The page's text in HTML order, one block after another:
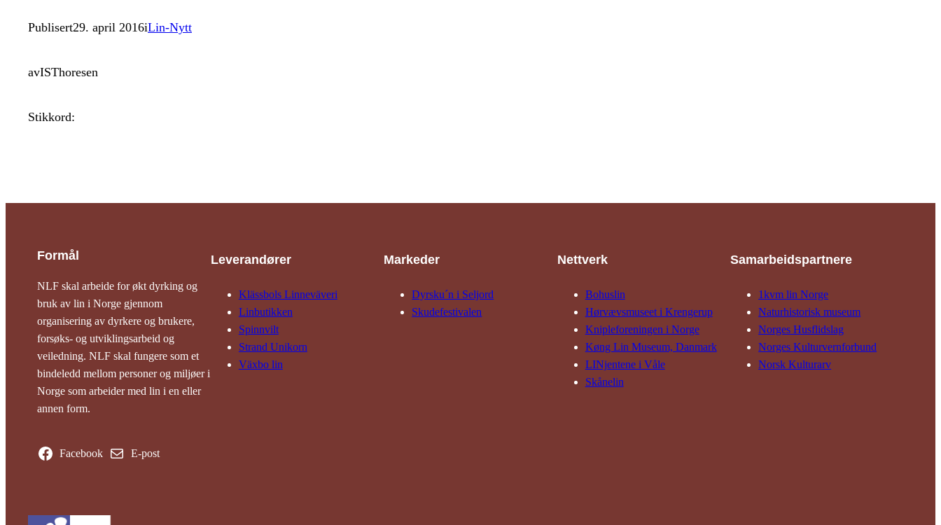
Publisert29. april 2016iLin-Nytt
avISThoresen
Stikkord:
Formål
NLF skal arbeide for økt dyrking og
bruk av lin i Norge gjennom
organisering av dyrkere og brukere,
forsøks- og utviklingsarbeid og
veiledning. NLF skal fungere som et
bindeledd mellom personer og miljøer i
Norge som arbeider med lin i en eller
annen form.
Leverandører
Klässbols Linne­väveri
Linbutikken
Spinnvilt
Strand Unikorn
Växbo lin
Markeder
Dyrsku´n i Seljord
Skude­fes­tivalen
Nettverk
Bohuslin
Hørvævs­museet i Krengerup
Kniple­foreningen i Norge
Køng Lin Museum, Danmark
LINjentene i Våle
Skånelin
Samarbeids­partnere
1kvm lin Norge
Natur­his­torisk­ museum
Norges Husflids­lag
Norges Kultur­vern­forbund
Norsk Kulturarv
Facebook E-post